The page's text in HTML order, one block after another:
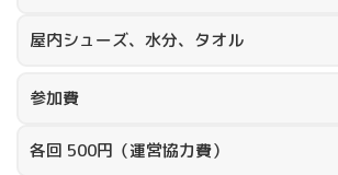
屋内シューズ、水分、タオル
参加費
各回 500円（運営協力費）